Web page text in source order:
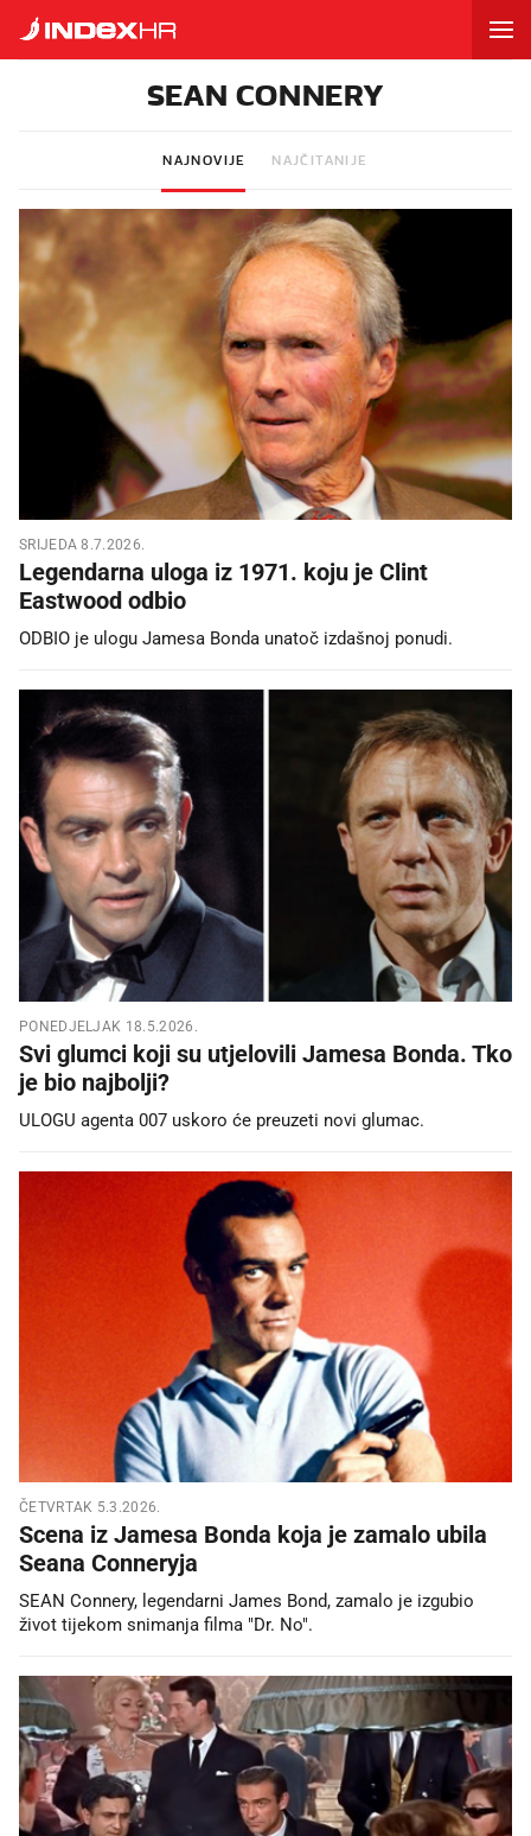
SEAN CONNERY
NAJNOVIJE NAJČITANIJE
SRIJEDA 8.7.2026.
Legendarna uloga iz 1971. koju je Clint
Eastwood odbio
ODBIO je ulogu Jamesa Bonda unatoč izdašnoj ponudi.
PONEDJELJAK 18.5.2026.
Svi glumci koji su utjelovili Jamesa Bonda. Tko
je bio najbolji?
ULOGU agenta 007 uskoro će preuzeti novi glumac.
ČETVRTAK 5.3.2026.
Scena iz Jamesa Bonda koja je zamalo ubila
Seana Conneryja
SEAN Connery, legendarni James Bond, zamalo je izgubio
život tijekom snimanja filma "Dr. No".